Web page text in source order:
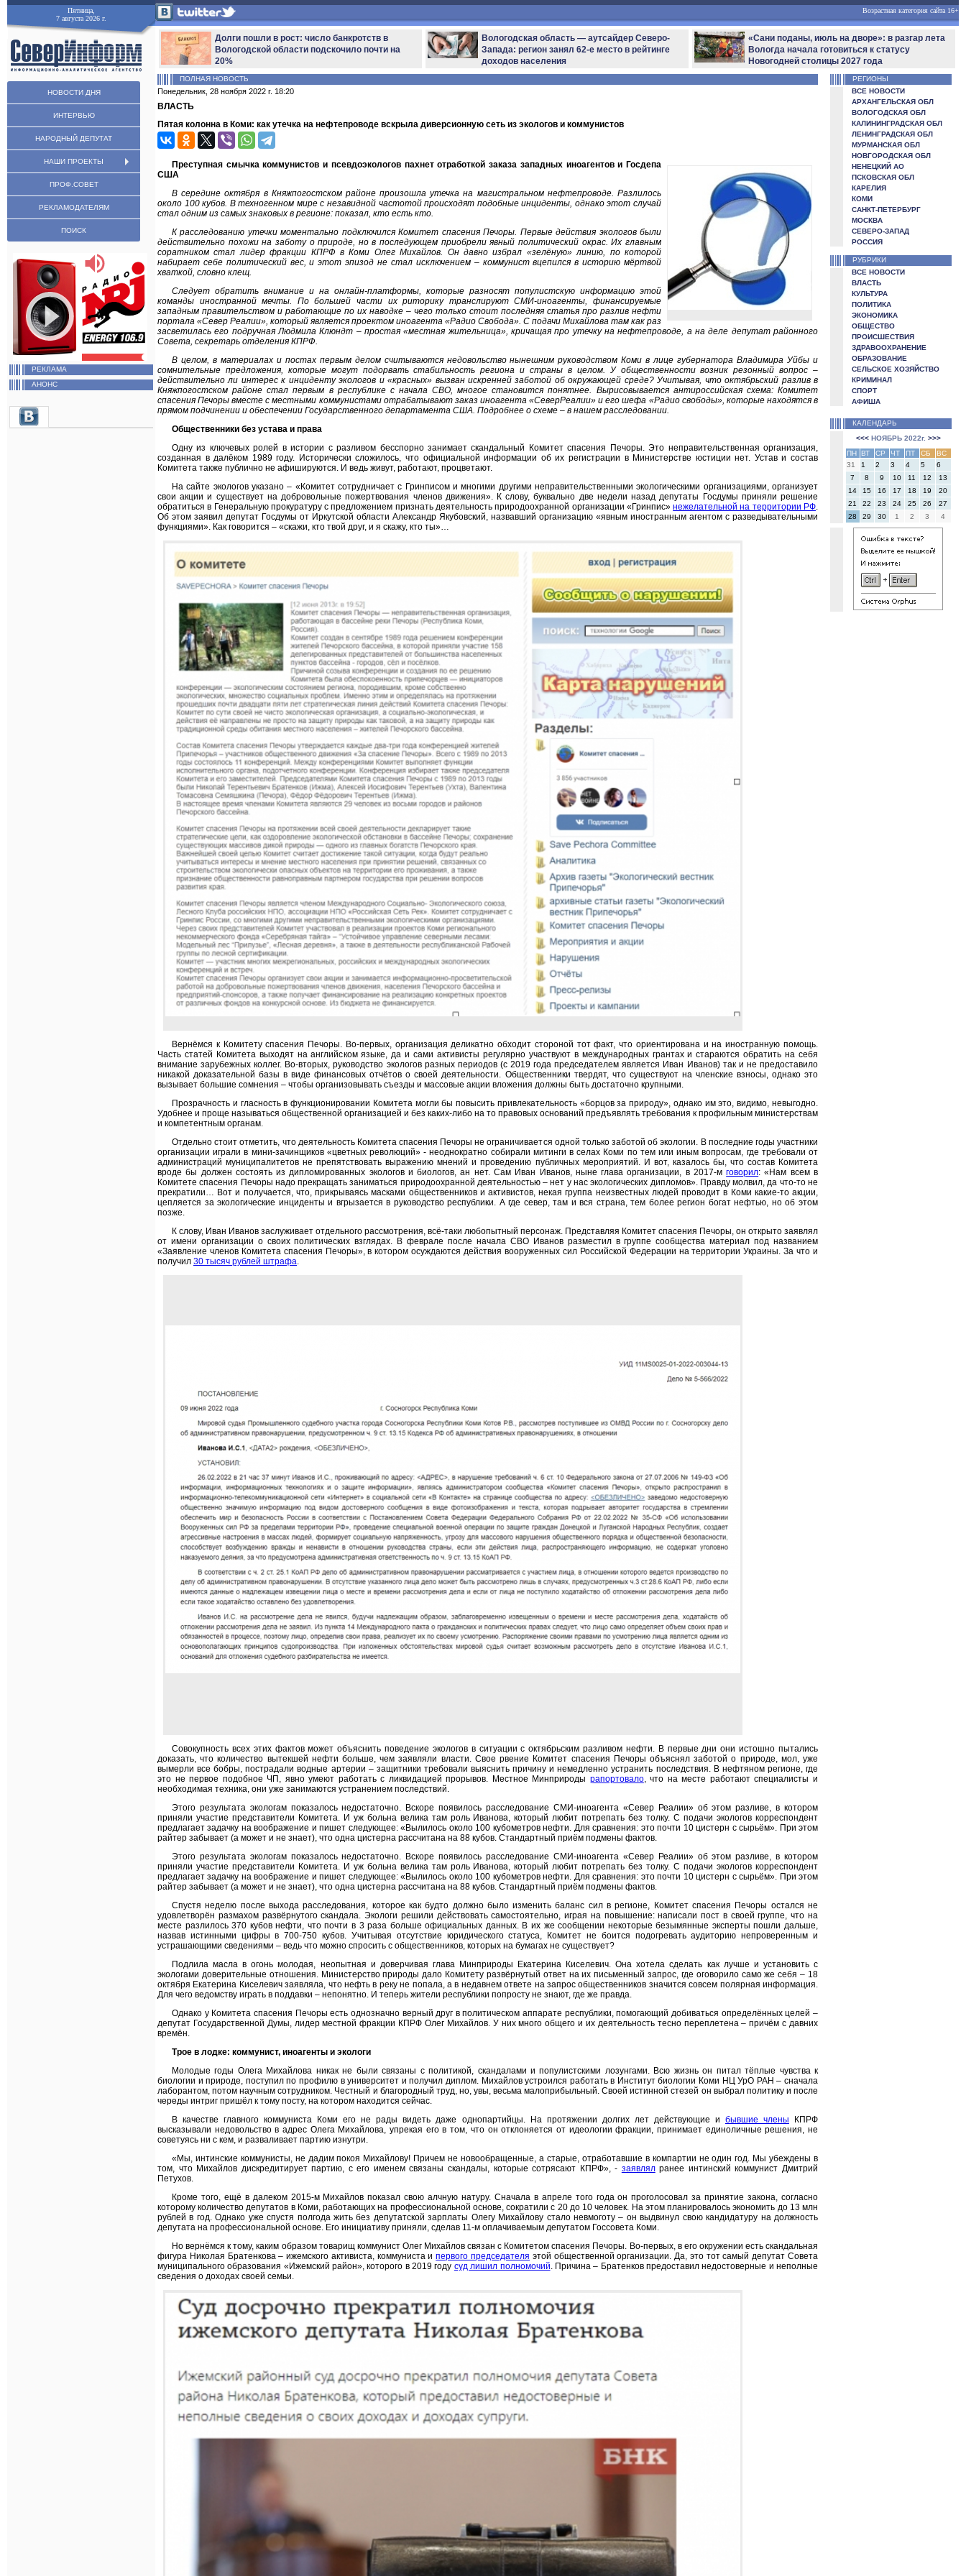
Пятница,
7 августа 2026 г.
НОВОСТИ ДНЯ
ИНТЕРВЬЮ
НАРОДНЫЙ ДЕПУТАТ
НАШИ ПРОЕКТЫ
ПРОФ.СОВЕТ
РЕКЛАМОДАТЕЛЯМ
ПОИСК
РЕКЛАМА
АНОНС
Возрастная категория сайта 16+
Долги пошли в рост: число банкротств в
Вологодской области подскочило почти на
20%
Вологодская область — аутсайдер Северо-
Запада: регион занял 62-е место в рейтинге
доходов населения
«Сани поданы, июль на дворе»: в разгар лета
Вологда начала готовиться к статусу
Новогодней столицы 2027 года
ПОЛНАЯ НОВОСТЬ
Понедельник, 28 ноября 2022 г. 18:20
ВЛАСТЬ
Пятая колонна в Коми: как утечка на нефтепроводе вскрыла диверсионную сеть из экологов и коммунистов
Преступная смычка коммунистов и псевдоэкологов пахнет отработкой заказа западных иноагентов и Госдепа
США
В середине октября в Княжпогостском районе произошла утечка на магистральном нефтепроводе. Разлилось
около 100 кубов. В техногенном мире с незавидной частотой происходят подобные инциденты, однако этот случай
стал одним из самых знаковых в регионе: показал, кто есть кто.
К расследованию утечки моментально подключился Комитет спасения Печоры. Первые действия экологов были
действительно похожи на заботу о природе, но в последующем приобрели явный политический окрас. Их главным
соратником стал лидер фракции КПРФ в Коми Олег Михайлов. Он давно избрал «зелёную» линию, по которой
набирает себе политический вес, и этот эпизод не стал исключением – коммунист вцепился в историю мёртвой
хваткой, словно клещ.
Следует обратить внимание и на онлайн-платформы, которые разносят популистскую информацию этой
команды иностранной мечты. По большей части их риторику транслируют СМИ-иноагенты, финансируемые
западным правительством и работающие по их наводке – чего только стоит последняя статья про разлив нефти
портала «Север Реалии», который является проектом иноагента «Радио Свобода». С подачи Михайлова там как раз
засветилась его подручная Людмила Клюндт – простая «местная жительница», кричащая про утечку на нефтепроводе, а на деле депутат районного
Совета, секретарь отделения КПРФ.
В целом, в материалах и постах первым делом считываются недовольство нынешним руководством Коми в лице губернатора Владимира Уйбы и
сомнительные предложения, которые могут подорвать стабильность региона и страны в целом. У общественности возник резонный вопрос –
действительно ли интерес к инциденту экологов и «красных» вызван искренней заботой об окружающей среде? Учитывая, что октябрьский разлив в
Княжпогостском районе стал первым в республике с начала СВО, многое становится понятнее. Вырисовывается антироссийская схема: Комитет
спасения Печоры вместе с местными коммунистами отрабатывают заказ иноагента «СеверРеалии» и его шефа «Радио свободы», которые находятся в
прямом подчинении и обеспечении Государственного департамента США. Подробнее о схеме – в нашем расследовании.
Общественники без устава и права
Одну из ключевых ролей в истории с разливом бесспорно занимает скандальный Комитет спасения Печоры. Это неправительственная организация,
созданная в далёком 1989 году. Исторически сложилось, что официальной информации об их регистрации в Министерстве юстиции нет. Устав и состав
Комитета также публично не афишируются. И ведь живут, работают, процветают.
На сайте экологов указано – «Комитет сотрудничает с Гринписом и многими другими неправительственными экологическими организациями, организует
свои акции и существует на добровольные пожертвования членов движения». К слову, буквально две недели назад депутаты Госдумы приняли решение
обратиться в Генеральную прокуратуру с предложением признать деятельность природоохранной организации «Гринпис»нежелательной на территории РФ.
Об этом заявил депутат Госдумы от Иркутской области Александр Якубовский, назвавший организацию «явным иностранным агентом с разведывательными
функциями». Как говорится – «скажи, кто твой друг, и я скажу, кто ты»…
Вернёмся к Комитету спасения Печоры. Во-первых, организация деликатно обходит стороной тот факт, что ориентирована и на иностранную помощь.
Часть статей Комитета выходят на английском языке, да и сами активисты регулярно участвуют в международных грантах и стараются обратить на себя
внимание зарубежных коллег. Во-вторых, руководство экологов разных периодов (с 2019 года председателем является Иван Иванов) так и не предоставило
никакой доказательной базы в виде финансовых отчётов о своей деятельности. Общественники твердят, что существуют на членские взносы, однако это
вызывает большие сомнения – чтобы организовывать съезды и массовые акции вложения должны быть достаточно крупными.
Прозрачность и гласность в функционировании Комитета могли бы повысить привлекательность «борцов за природу», однако им это, видимо, невыгодно.
Удобнее и проще называться общественной организацией и без каких-либо на то правовых оснований предъявлять требования к профильным министерствам
и компетентным органам.
Отдельно стоит отметить, что деятельность Комитета спасения Печоры не ограничивается одной только заботой об экологии. В последние годы участники
организации играли в мини-зачинщиков «цветных революций» - неоднократно собирали митинги в селах Коми по тем или иным вопросам, где требовали от
администраций муниципалитетов не препятствовать выражению мнений и проведению публичных мероприятий. И вот, казалось бы, что состав Комитета
вроде бы должен состоять из дипломированных экологов и биологов, ан нет. Сам Иван Иванов, ныне глава организации, в 2017-мговорил: «Нам всем в
Комитете спасения Печоры надо прекращать заниматься природоохранной деятельностью – нет у нас экологических дипломов». Правду молвил, да что-то не
прекратили… Вот и получается, что, прикрываясь масками общественников и активистов, некая группа неизвестных людей проводит в Коми какие-то акции,
цепляется за экологические инциденты и вгрызается в руководство республики. А где север, там и вся страна, тем более регион богат нефтью, но об этом
позже.
К слову, Иван Иванов заслуживает отдельного рассмотрения, всё-таки любопытный персонаж. Представляя Комитет спасения Печоры, он открыто заявлял
от имени организации о своих политических взглядах. В феврале после начала СВО Иванов разместил в группе сообщества материал под названием
«Заявление членов Комитета спасения Печоры», в котором осуждаются действия вооруженных сил Российской Федерации на территории Украины. За что и
получил 30 тысяч рублей штрафа.
Совокупность всех этих фактов может объяснить поведение экологов в ситуации с октябрьским разливом нефти. В первые дни они истошно пытались
доказать, что количество вытекшей нефти больше, чем заявляли власти. Свое рвение Комитет спасения Печоры объяснял заботой о природе, мол, уже
вымерли все бобры, пострадали водные артерии – защитники требовали выяснить причину и немедленно устранить последствия. В нефтяном регионе, где
это не первое подобное ЧП, явно умеют работать с ликвидацией прорывов. Местное Минприроды рапортовало, что на месте работают специалисты и
необходимая техника, они уже занимаются устранением последствий.
Этого результата экологам показалось недостаточно. Вскоре появилось расследование СМИ-иноагента «Север Реалии» об этом разливе, в котором
приняли участие представители Комитета. И уж больна велика там роль Иванова, который любит потрепать без толку. С подачи экологов корреспондент
предлагает задачку на воображение и пишет следующее: «Вылилось около 100 кубометров нефти. Для сравнения: это почти 10 цистерн с сырьём». При этом
райтер забывает (а может и не знает), что одна цистерна рассчитана на 88 кубов. Стандартный приём подмены фактов.
Этого результата экологам показалось недостаточно. Вскоре появилось расследование СМИ-иноагента «Север Реалии» об этом разливе, в котором
приняли участие представители Комитета. И уж больна велика там роль Иванова, который любит потрепать без толку. С подачи экологов корреспондент
предлагает задачку на воображение и пишет следующее: «Вылилось около 100 кубометров нефти. Для сравнения: это почти 10 цистерн с сырьём». При этом
райтер забывает (а может и не знает), что одна цистерна рассчитана на 88 кубов. Стандартный приём подмены фактов.
Спустя неделю после выхода расследования, которое как будто должно было изменить баланс сил в регионе, Комитет спасения Печоры остался не
удовлетворён размахом развёрнутого скандала. Экологи решили действовать самостоятельно, играя на повышение: написали пост в своей группе, что на
месте разлилось 370 кубов нефти, что почти в 3 раза больше официальных данных. В их же сообщении некоторые безымянные эксперты пошли дальше,
назвав истинными цифры в 700-750 кубов. Учитывая отсутствие юридического статуса, Комитет не боится подогревать аудиторию непроверенным и
устрашающими сведениями – ведь что можно спросить с общественников, которых на бумагах не существует?
Подлила масла в огонь молодая, неопытная и доверчивая глава Минприроды Екатерина Киселевич. Она хотела сделать как лучше и установить с
экологами доверительные отношения. Министерство природы дало Комитету развёрнутый ответ на их письменный запрос, где оговорило само же себя – 18
октября Екатерина Киселевич заявляла, что нефть в реку не попала, а в недавнем ответе на запрос общественников значится совсем полярная информация.
Для чего ведомству играть в поддавки – непонятно. И теперь жители республики попросту не знают, где же правда.
Однако у Комитета спасения Печоры есть однозначно верный друг в политическом аппарате республики, помогающий добиваться определённых целей –
депутат Государственной Думы, лидер местной фракции КПРФ Олег Михайлов. У них много общего и их деятельность тесно переплетена – причём с давних
времён.
Трое в лодке: коммунист, иноагенты и экологи
Молодые годы Олега Михайлова никак не были связаны с политикой, скандалами и популистскими лозунгами. Всю жизнь он питал тёплые чувства к
биологии и природе, поступил по профилю в университет и получил диплом. Михайлов устроился работать в Институт биологии Коми НЦ УрО РАН – сначала
лаборантом, потом научным сотрудником. Честный и благородный труд, но, увы, весьма малоприбыльный. Своей истинной стезей он выбрал политику и после
череды интриг пришёл к тому посту, на котором находится сейчас.
В качестве главного коммуниста Коми его не рады видеть даже однопартийцы. На протяжении долгих лет действующие и бывшие члены КПРФ
высказывали недовольство в адрес Олега Михайлова, упрекая его в том, что он отклоняется от идеологии фракции, принимает единоличные решения, не
советуясь ни с кем, и разваливает партию изнутри.
«Мы, интинские коммунисты, не дадим покоя Михайлову! Причем не новообращенные, а старые, отработавшие в компартии не один год. Мы убеждены в
том, что Михайлов дискредитирует партию, с его именем связаны скандалы, которые сотрясают КПРФ», - заявлялранее интинский коммунист Дмитрий
Петухов.
Кроме того, ещё в далеком 2015-м Михайлов показал свою алчную натуру. Сначала в апреле того года он проголосовал за принятие закона, согласно
которому количество депутатов в Коми, работающих на профессиональной основе, сократили с 20 до 10 человек. На этом планировалось экономить до 13 млн
рублей в год. Однако уже спустя полгода жить без депутатской зарплаты Олегу Михайлову стало невмоготу – он выдвинул свою кандидатуру на должность
депутата на профессиональной основе. Его инициативу приняли, сделав 11-м оплачиваемым депутатом Госсовета Коми.
Но вернёмся к тому, каким образом товарищ коммунист Олег Михайлов связан с Комитетом спасения Печоры. Во-первых, в его окружении есть скандальная
фигура Николая Братенкова – ижемского активиста, коммуниста ипервого председателя этой общественной организации. Да, это тот самый депутат Совета
муниципального образования «Ижемский район», которого в 2019 году суд лишил полномочий. Причина – Братенков предоставил недостоверные и неполные
сведения о доходах своей семьи.
РЕГИОНЫ
ВСЕ НОВОСТИ
АРХАНГЕЛЬСКАЯ ОБЛ
ВОЛОГОДСКАЯ ОБЛ
КАЛИНИНГРАДСКАЯ ОБЛ
ЛЕНИНГРАДСКАЯ ОБЛ
МУРМАНСКАЯ ОБЛ
НОВГОРОДСКАЯ ОБЛ
НЕНЕЦКИЙ АО
ПСКОВСКАЯ ОБЛ
КАРЕЛИЯ
КОМИ
САНКТ-ПЕТЕРБУРГ
МОСКВА
СЕВЕРО-ЗАПАД
РОССИЯ
РУБРИКИ
ВСЕ НОВОСТИ
ВЛАСТЬ
КУЛЬТУРА
ПОЛИТИКА
ЭКОНОМИКА
ОБЩЕСТВО
ПРОИСШЕСТВИЯ
ЗДРАВООХРАНЕНИЕ
ОБРАЗОВАНИЕ
СЕЛЬСКОЕ ХОЗЯЙСТВО
КРИМИНАЛ
СПОРТ
АФИША
КАЛЕНДАРЬ
<<<НОЯБРЬ 2022г. >>>
ПН
ВТ СР ЧТ ПТ СБ
ВС
31
1 2 3 4 5
6
7
8 9 10 11 12
13
14
15 16 17 18 19
20
21
22 23 24 25 26
27
28
29 30 1 2 3 4